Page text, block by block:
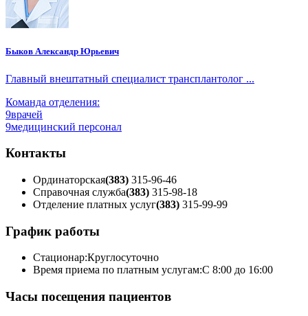
Быков Александр Юрьевич
Главный внештатный специалист трансплантолог ...
Команда отделения:
9врачей
9медицинский персонал
Контакты
Ординаторская(383) 315-96-46
Справочная служба(383) 315-98-18
Отделение платных услуг(383) 315-99-99
График работы
Стационар:Круглосуточно
Время приема по платным услугам:С 8:00 до 16:00
Часы посещения пациентов